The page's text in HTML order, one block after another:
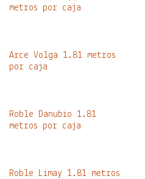
metros por caja
Arce Volga 1.81 metros
por caja
Roble Danubio 1.81
metros por caja
Roble Limay 1.81 metros